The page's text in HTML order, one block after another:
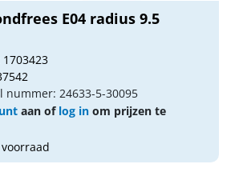
E04 radius 9.5
nummer: 24633-5-30095
aan of log in om prijzen te